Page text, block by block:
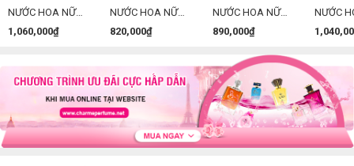
NƯỚC HOA NỮ
CHARME GOOD
GIRL 100ML ( PHIÊN
1,060,000₫
NƯỚC HOA NỮ
CHARME KISS
100ML
820,000₫
NƯỚC HOA NỮ
CHARME LONELY
75ML
890,000₫
NƯỚC
100ML